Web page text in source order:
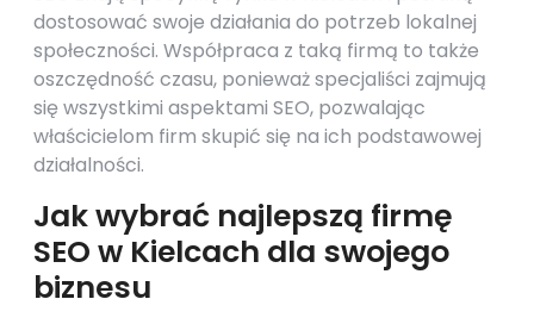
dostosować swoje działania do potrzeb lokalnej
społeczności. Współpraca z taką firmą to także
oszczędność czasu, ponieważ specjaliści zajmują
się wszystkimi aspektami SEO, pozwalając
właścicielom firm skupić się na ich podstawowej
działalności.
Jak wybrać najlepszą firmę
SEO w Kielcach dla swojego
biznesu